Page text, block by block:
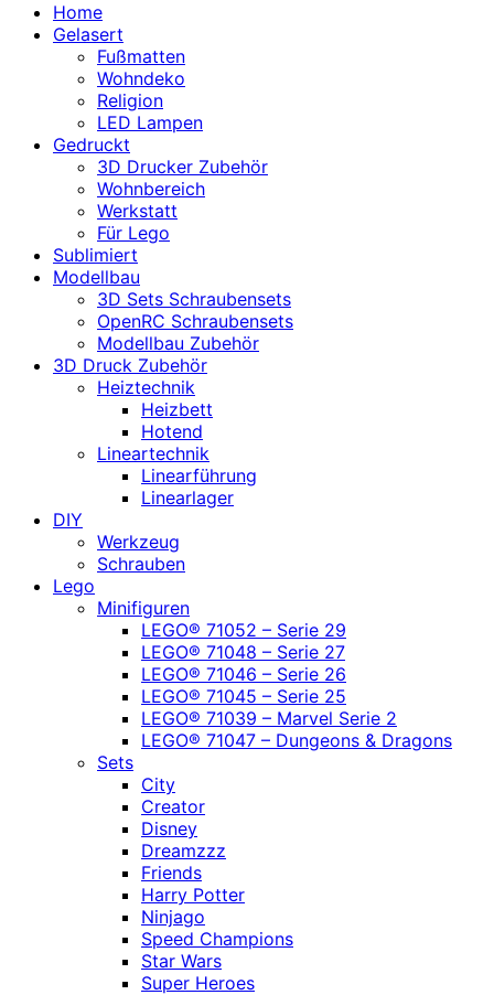
Home
Gelasert
Fußmatten
Wohndeko
Religion
LED Lampen
Gedruckt
3D Drucker Zubehör
Wohnbereich
Werkstatt
Für Lego
Sublimiert
Modellbau
3D Sets Schraubensets
OpenRC Schraubensets
Modellbau Zubehör
3D Druck Zubehör
Heiztechnik
Heizbett
Hotend
Lineartechnik
Linearführung
Linearlager
DIY
Werkzeug
Schrauben
Lego
Minifiguren
LEGO® 71052 – Serie 29
LEGO® 71048 – Serie 27
LEGO® 71046 – Serie 26
LEGO® 71045 – Serie 25
LEGO® 71039 – Marvel Serie 2
LEGO® 71047 – Dungeons & Dragons
Sets
City
Creator
Disney
Dreamzzz
Friends
Harry Potter
Ninjago
Speed Champions
Star Wars
Super Heroes